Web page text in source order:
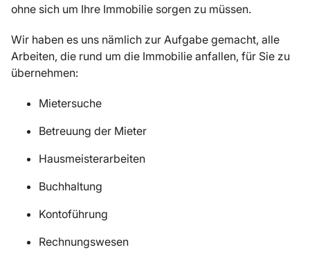
ohne sich um Ihre Immobilie sorgen zu müssen.
Wir haben es uns nämlich zur Aufgabe gemacht, alle
Arbeiten, die rund um die Immobilie anfallen, für Sie zu
übernehmen:
Mietersuche
Betreuung der Mieter
Hausmeisterarbeiten
Buchhaltung
Kontoführung
Rechnungswesen